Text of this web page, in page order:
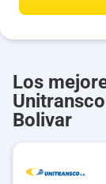
Los
Bolivar